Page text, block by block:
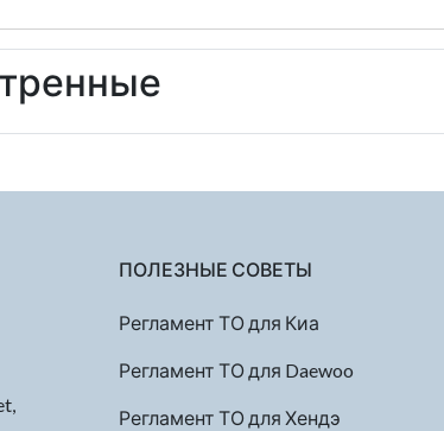
ПОЛЕЗНЫЕ СОВЕТЫ
Регламент ТО для Киа
Регламент ТО для Daewoo
Регламент ТО для Хендэ